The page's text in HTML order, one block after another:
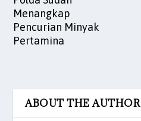
Menangkap
Pencurian Minyak
Pertamina
ABOUT THE AUTHOR